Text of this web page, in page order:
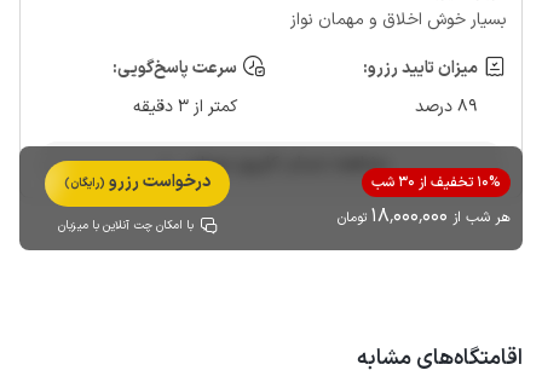
بسیار خوش اخلاق و مهمان نواز
میزان تایید رزرو:
89 درصد
سرعت پاسخ‌گویی:
کمتر از 3 دقیقه
مشاهده حساب کاربری میزبان
10% تخفیف از 30 شب
هر شب از 18٬000٬000 تومان
درخواست رزرو (رایگان)
با امکان چت آنلاین با میزبان
اقامتگاه‌های مشابه